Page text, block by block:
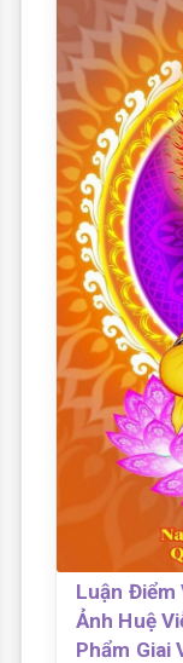
Luận Điểm
Ảnh Huệ
Phẩm Giai